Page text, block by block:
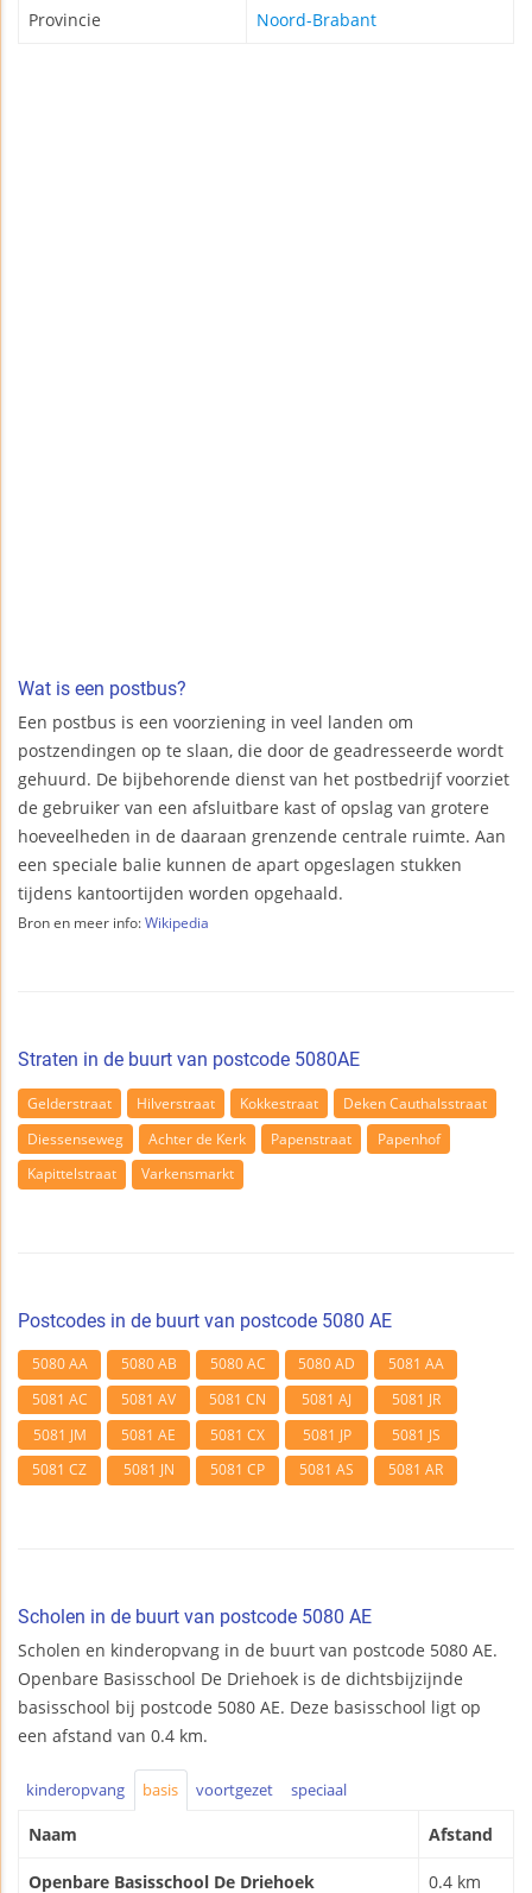
Provincie Noord-Brabant
Wat is een postbus?
Een postbus is een voorziening in veel landen om
postzendingen op te slaan, die door de geadresseerde wordt
gehuurd. De bijbehorende dienst van het postbedrijf voorziet
de gebruiker van een afsluitbare kast of opslag van grotere
hoeveelheden in de daaraan grenzende centrale ruimte. Aan
een speciale balie kunnen de apart opgeslagen stukken
tijdens kantoortijden worden opgehaald.
Bron en meer info: Wikipedia
Straten in de buurt van postcode 5080AE
Gelderstraat Hilverstraat Kokkestraat
Deken Cauthalsstraat
Diessenseweg
Achter de Kerk Papenstraat
Papenhof
Kapittelstraat
Varkensmarkt
Postcodes in de buurt van postcode 5080 AE
5080 AA 5080 AB 5080 AC 5080 AD
5081 AA
5081 AC
5081 AV 5081 CN 5081 AJ
5081 JR
5081 JM
5081 AE 5081 CX 5081 JP
5081 JS
5081 CZ
5081 JN 5081 CP 5081 AS 5081 AR
Scholen in de buurt van postcode 5080 AE
Scholen en kinderopvang in de buurt van postcode 5080 AE.
Openbare Basisschool De Driehoek is de dichtsbijzijnde
basisschool bij postcode 5080 AE. Deze basisschool ligt op
een afstand van 0.4 km.
kinderopvang basis voortgezet speciaal
Naam Afstand
Openbare Basisschool De Driehoek 0.4 km